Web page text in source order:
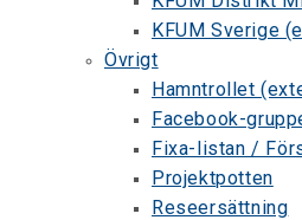
KFUM Sverige
Övrigt
Hamntrollet
Facebook-
Fixa-listan /
Projektpotten
Reseersättning